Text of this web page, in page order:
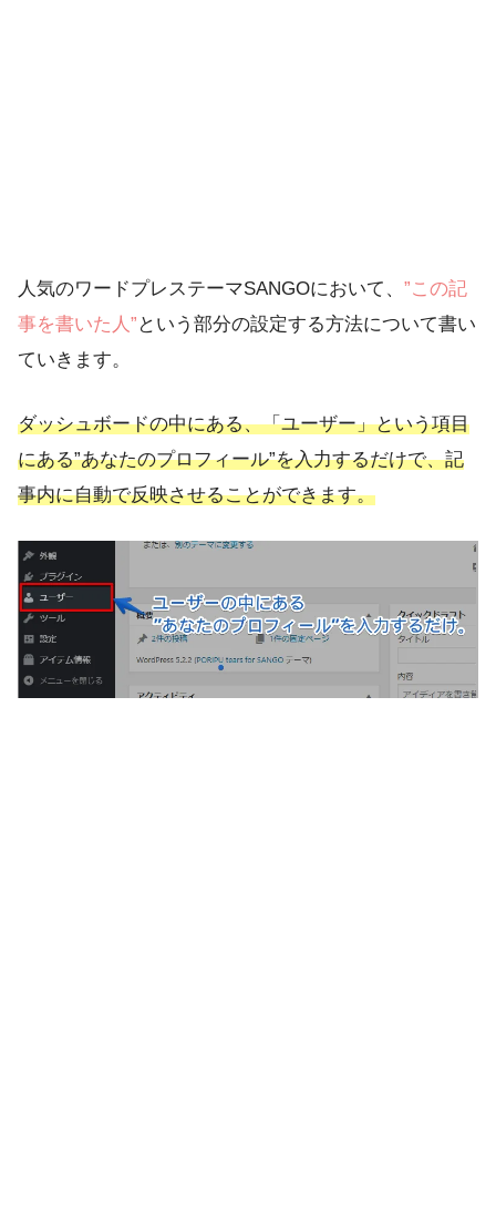
人気のワードプレステーマSANGOにおいて、 ”この記
事を書いた人” という部分の設定する方法について書い
ていきます。
ダッシュボードの中にある、「ユーザー」という項目
にある”あなたのプロフィール”を入力するだけで、記
事内に自動で反映させることができます。